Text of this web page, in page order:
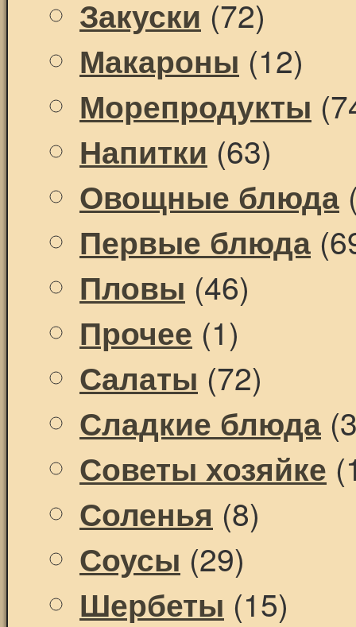
Закуски (72)
Макароны (12)
Морепродукты
Напитки (63)
Овощные блюда
Первые блюда
Пловы (46)
Прочее (1)
Салаты (72)
Сладкие блюда
Советы хозяйке
Соленья (8)
Соусы (29)
Шербеты (15)